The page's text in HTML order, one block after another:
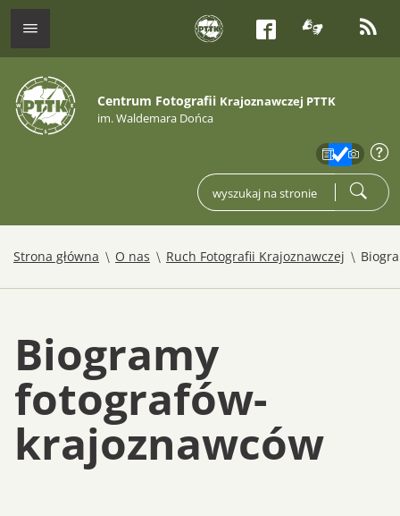
menu
Facebook
tłumacz
Centrum Fotografii Krajoznawczej PTTK
im. Waldemara Dońca
szukaj
Strona główna /
O nas /
Ruch Fotografii Krajoznawczej /
Biogramy
fotografów-
krajoznawców